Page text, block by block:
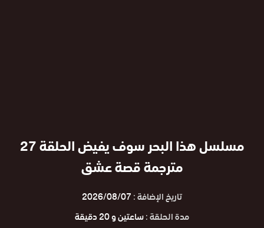
مسلسل هذا البحر سوف يفيض الحلقة 27
مترجمة قصة عشق
تاريخ الإضافة :2026/08/07
مدة الحلقة :ساعتين و 20 دقيقة